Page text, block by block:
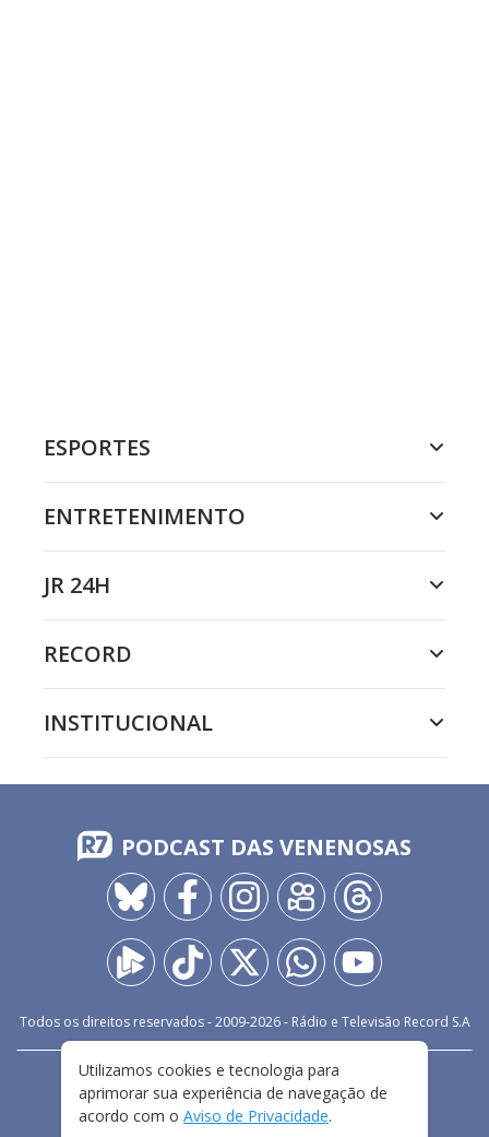
ESPORTES
ENTRETENIMENTO
JR 24H
RECORD
INSTITUCIONAL
PODCAST DAS VENENOSAS
Todos os direitos reservados - 2009-2026- Rádio e Televisão Record S.A
FALE CONOSCO
PRIVACIDADE
TERMOS E CONDIÇÕES DE USO
Utilizamos cookies e tecnologia para
aprimorar sua experiência de navegação de
acordo com o Aviso de Privacidade.